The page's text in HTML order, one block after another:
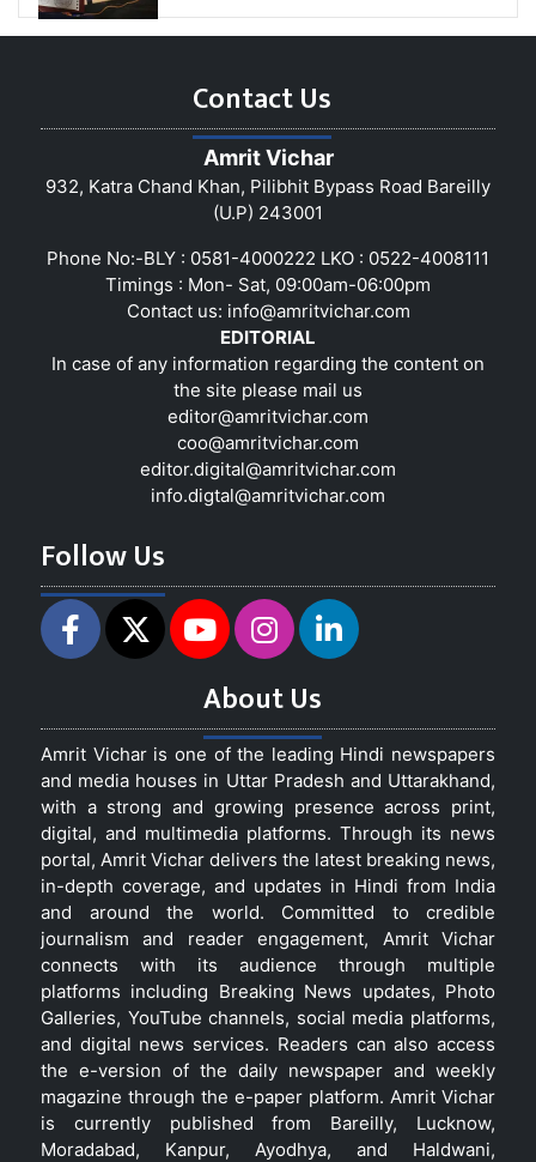
Contact Us
Amrit Vichar
932, Katra Chand Khan, Pilibhit Bypass Road Bareilly
(U.P) 243001
Phone No:-BLY : 0581-4000222 LKO : 0522-4008111
Timings : Mon- Sat, 09:00am-06:00pm
Contact us: info@amritvichar.com
EDITORIAL
In case of any information regarding the content on
the site please mail us
editor@amritvichar.com
coo@amritvichar.com
editor.digital@amritvichar.com
info.digtal@amritvichar.com
Follow Us
About Us
Amrit Vichar is one of the leading Hindi newspapers
and media houses in Uttar Pradesh and Uttarakhand,
with a strong and growing presence across print,
digital, and multimedia platforms. Through its news
portal, Amrit Vichar delivers the latest breaking news,
in-depth coverage, and updates in Hindi from India
and around the world. Committed to credible
journalism and reader engagement, Amrit Vichar
connects with its audience through multiple
platforms including Breaking News updates, Photo
Galleries, YouTube channels, social media platforms,
and digital news services. Readers can also access
the e-version of the daily newspaper and weekly
magazine through the e-paper platform. Amrit Vichar
is currently published from Bareilly, Lucknow,
Moradabad, Kanpur, Ayodhya, and Haldwani,